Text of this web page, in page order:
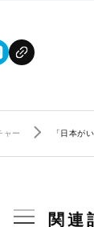
ャー 「日本が
関連